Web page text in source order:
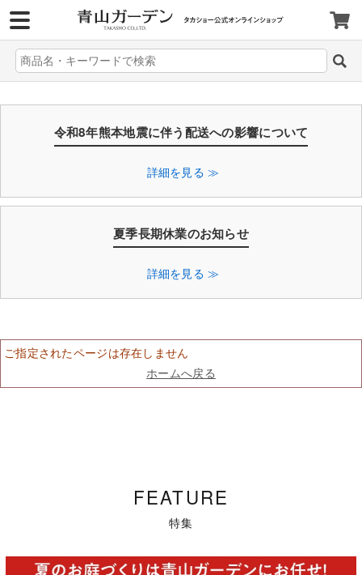
令和8年熊本地震に伴う配送への影響について
詳細を見る ≫
夏季長期休業のお知らせ
詳細を見る ≫
ご指定されたページは存在しません
ホームへ戻る
FEATURE
特集